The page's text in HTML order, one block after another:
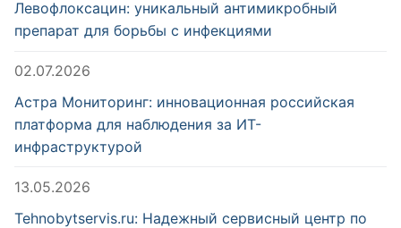
Левофлоксацин: уникальный антимикробный
препарат для борьбы с инфекциями
02.07.2026
Астра Мониторинг: инновационная российская
платформа для наблюдения за ИТ-
инфраструктурой
13.05.2026
Tehnobytservis.ru: Надежный сервисный центр по